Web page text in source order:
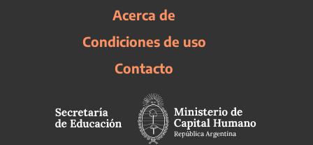
Acerca de
Condiciones de uso
Contacto